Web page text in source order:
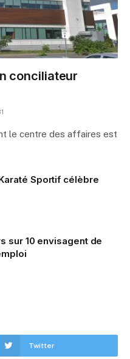
conciliateur
le centre des affaires est
Sportif célèbre
sur 10 envisagent de
Twitter